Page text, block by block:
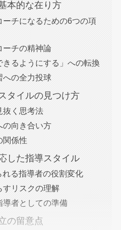
本的な在り方
チになるための6つの項
チの精神論
るようにする」への転換
の全力投球
タイルの見つけ方
く思考法
向き合い方
係性
した指導スタイル
る指導者の役割変化
リスクの理解
者としての準備
の留意点